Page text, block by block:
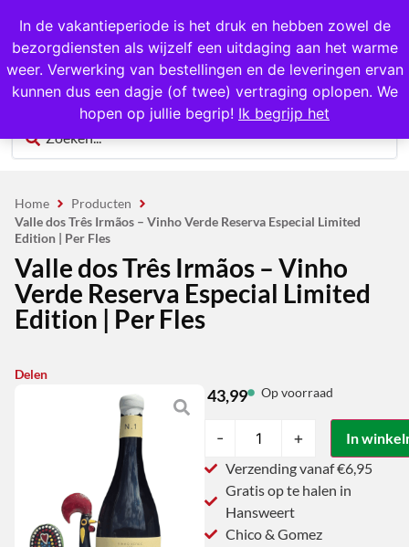
In de vakantieperiode is het druk en hebben zowel de
bezorgdiensten als wijzelf een uitdaging aan het warme
weer. Verwerking van bestellingen en de leveringen ervan
kunnen dus een dagje (of twee) vertraging oplopen. We
hopen op jullie begrip! Ik begrijp het
1000+ producten op voorraad
0
Home
Producten
Valle dos Três Irmãos – Vinho Verde Reserva Especial Limited
Edition | Per Fles
Valle dos Três Irmãos – Vinho
Verde Reserva Especial Limited
Edition | Per Fles
Delen
43,99 Op voorraad
- +
In
Verzending vanaf €6,95
Gratis op te halen in
Hansweert
Chico & Gomez